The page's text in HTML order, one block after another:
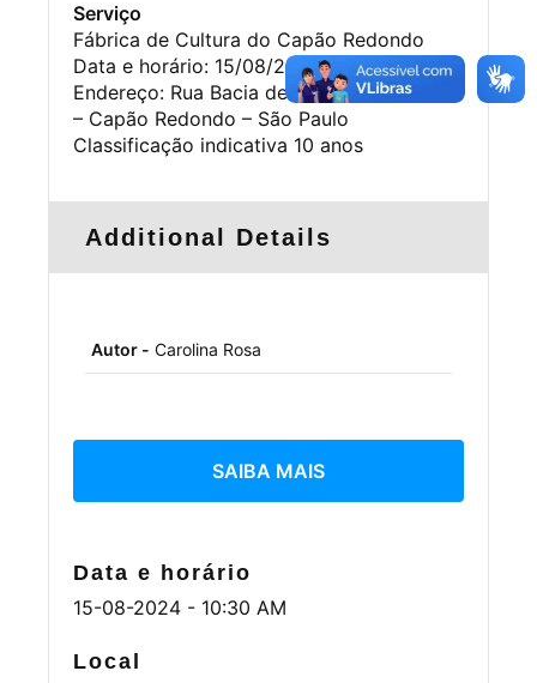
Serviço
Fábrica de Cultura do Capão Redondo
Data e horário: 15/08/24 às 10h30
Endereço: Rua Bacia de São Francisco, s/n
– Capão Redondo – São Paulo
Classificação indicativa 10 anos
Additional Details
Autor - Carolina Rosa
SAIBA MAIS
Data e horário
15-08-2024 - 10:30 AM
Local